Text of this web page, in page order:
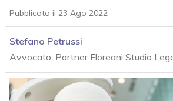
Pubblicato il 23 Ago 2022
Stefano Petrussi
Avvocato, Partner Floreani Studio